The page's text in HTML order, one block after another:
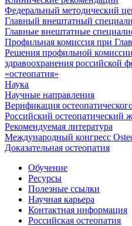
Федеральный методический
Главный внештатный
Главные внештатные
Профильная комиссия при
Решения профильной
здравоохранения российской
«остеопатия»
Наука
Научные направления
Верификация
Российский
Рекомендуемая литература
Международный конгресс
Доказательная остеопатия
Обучение
Ресурсы
Полезные ссылки
Научная карьера
Контактная информация
Российская остеопатия